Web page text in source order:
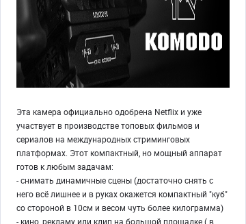
Эта камера официально одобрена Netflix и уже
участвует в производстве топовых фильмов и
сериалов на международных стриминговых
платформах. Этот компактный, но мощный аппарат
готов к любым задачам:
- снимать динамичные сцены (достаточно снять с
него всё лишнее и в руках окажется компактный "куб"
со стороной в 10см и весом чуть более килограмма)
- кино, рекламу или клип на большой площадке ( в